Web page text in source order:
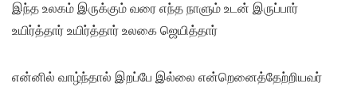
இந்த உலகம் இருக்கும் வரை எந்த நாளும் உடன் இருப்பார்
உயிர்த்தார் உயிர்த்தார் உலகை ஜெயித்தார்
என்னில் வாழ்ந்தால் இறப்பே இல்லை என்றெனைத்தேற்றியவர்